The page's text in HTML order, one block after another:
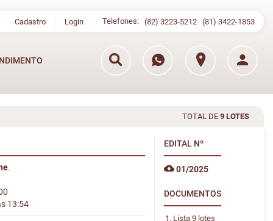
Cadastro Login Telefones: (82) 3223-5212 (81) 3422-1853
TOTAL DE 9 LOTES
.
13:54
EDITAL Nº
01/2025
DOCUMENTOS
Lista 9 lotes